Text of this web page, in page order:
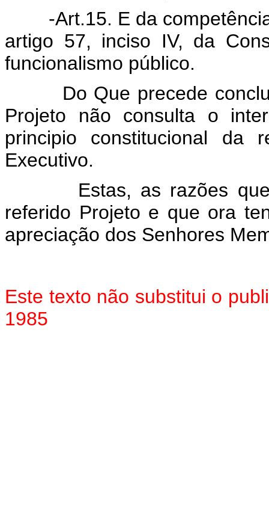
-Art.15. E da competência
artigo 57, inciso IV, da
funcionalismo público.
Do Que precede conclui-
Projeto não consulta o
principio constitucional da
Executivo.
Estas, as razões que
referido Projeto e que ora
apreciação dos Senhores
Este texto não substitui o
1985